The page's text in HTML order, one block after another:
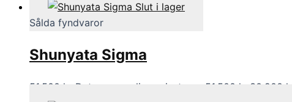
Slut i lager
Sålda fyndvaror
Shunyata Sigma
51,500 kr Det ursprungliga priset var: 51,500 kr. 30,900 kr